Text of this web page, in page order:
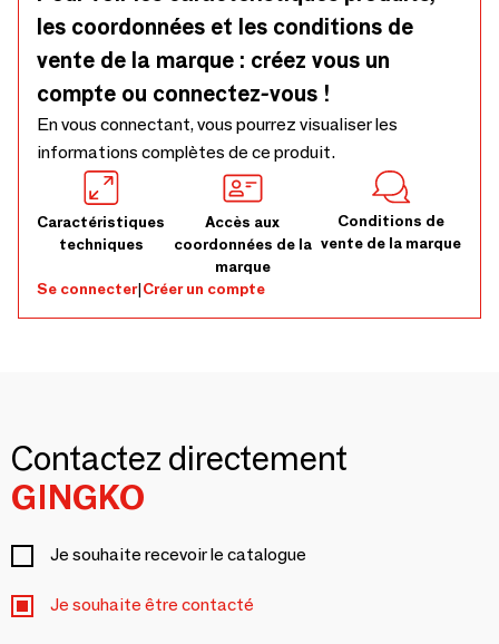
les coordonnées et les conditions de
vente de la marque : créez vous un
compte ou connectez-vous !
En vous connectant, vous pourrez visualiser les
informations complètes de ce produit.
Caractéristiques
techniques
Accès aux
coordonnées de la
marque
Conditions de
vente de la marque
Se connecter|Créer un compte
Contactez directement
GINGKO
Je souhaite recevoir le catalogue
Je souhaite être contacté